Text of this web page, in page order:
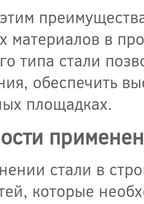
материалов в
типа стали
обеспечить
площадках.
стали в
которые